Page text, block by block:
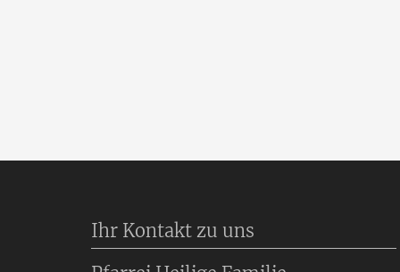
Ihr Kontakt zu uns